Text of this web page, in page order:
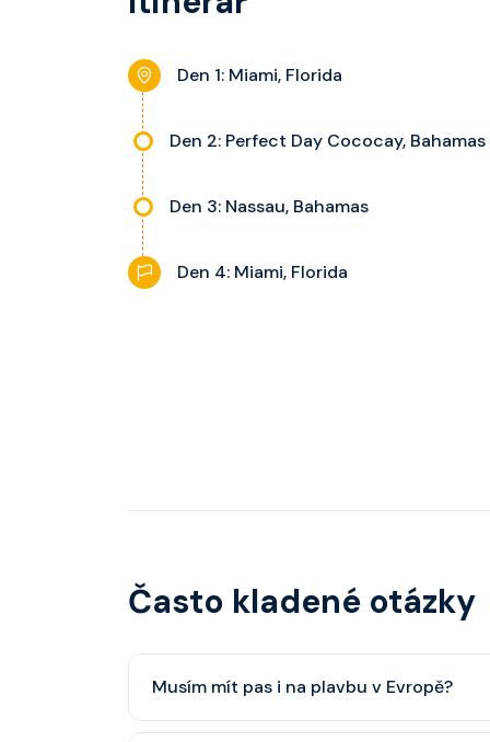
Den 1: Miami, Florida
Den 2: Perfect Day Cococay, Bahamas
Den 3: Nassau, Bahamas
Den 4: Miami, Florida
Často kladené otázky
Musím mít pas i na plavbu v Evropě?